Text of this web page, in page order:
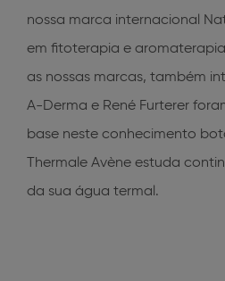
nossa marca internacional
em fitoterapia e
as nossas marcas, também
A-Derma e René Furterer
base neste conhecimento
Thermale Avène estuda
da sua água termal.